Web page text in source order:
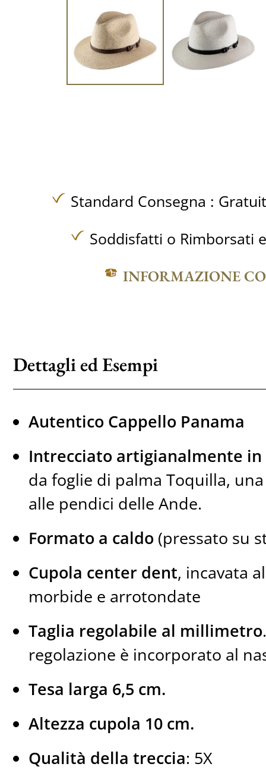
Standard Consegna :
Soddisfatti o Rimborsati
INFORMAZIONE
Dettagli ed Esempi
Autentico Cappello Panama
Intrecciato artigianalmente in
da foglie di palma Toquilla,
alle pendici delle Ande.
Formato a caldo (pressato su
Cupola center dent, incavata
morbide e arrotondate
Taglia regolabile al millimetro
regolazione è incorporato al
Tesa larga 6,5 cm.
Altezza cupola 10 cm.
Qualità della treccia: 5X